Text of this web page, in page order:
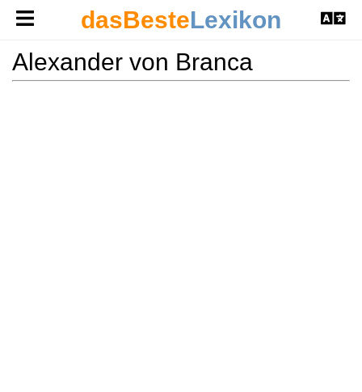
dasBesteLexikon
Alexander von Branca